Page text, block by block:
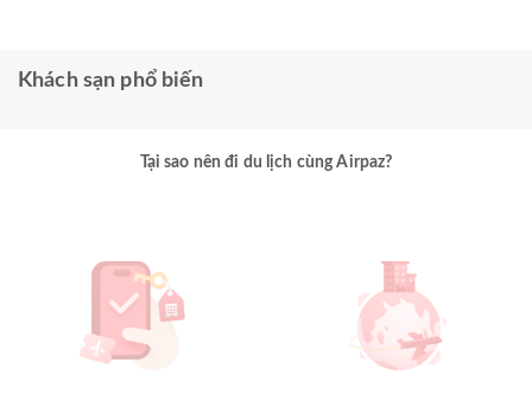
Khách sạn phổ biến
Tại sao nên đi du lịch cùng Airpaz?